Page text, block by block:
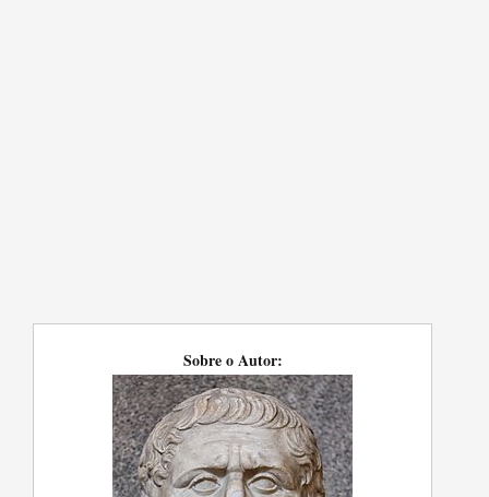
Sobre o Autor: